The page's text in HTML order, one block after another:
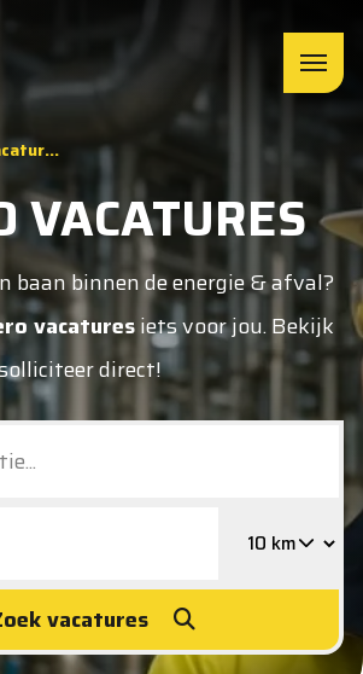
VACATURES
baan binnen de energie & afval?
vacaturesiets voor jou. Bekijk
direct!
vacatures